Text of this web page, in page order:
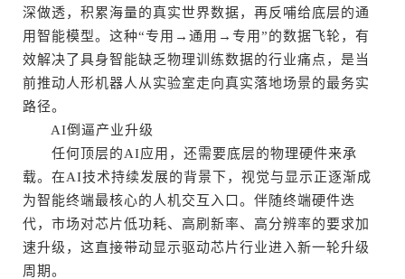
深做透，积累海量的真实世界数据，再反哺给底层的通
用智能模型。这种“专用→通用→专用”的数据飞轮，有
效解决了具身智能缺乏物理训练数据的行业痛点，是当
前推动人形机器人从实验室走向真实落地场景的最务实
路径。
AI倒逼产业升级
任何顶层的AI应用，还需要底层的物理硬件来承
载。在AI技术持续发展的背景下，视觉与显示正逐渐成
为智能终端最核心的人机交互入口。伴随终端硬件迭
代，市场对芯片低功耗、高刷新率、高分辨率的要求加
速升级，这直接带动显示驱动芯片行业进入新一轮升级
周期。